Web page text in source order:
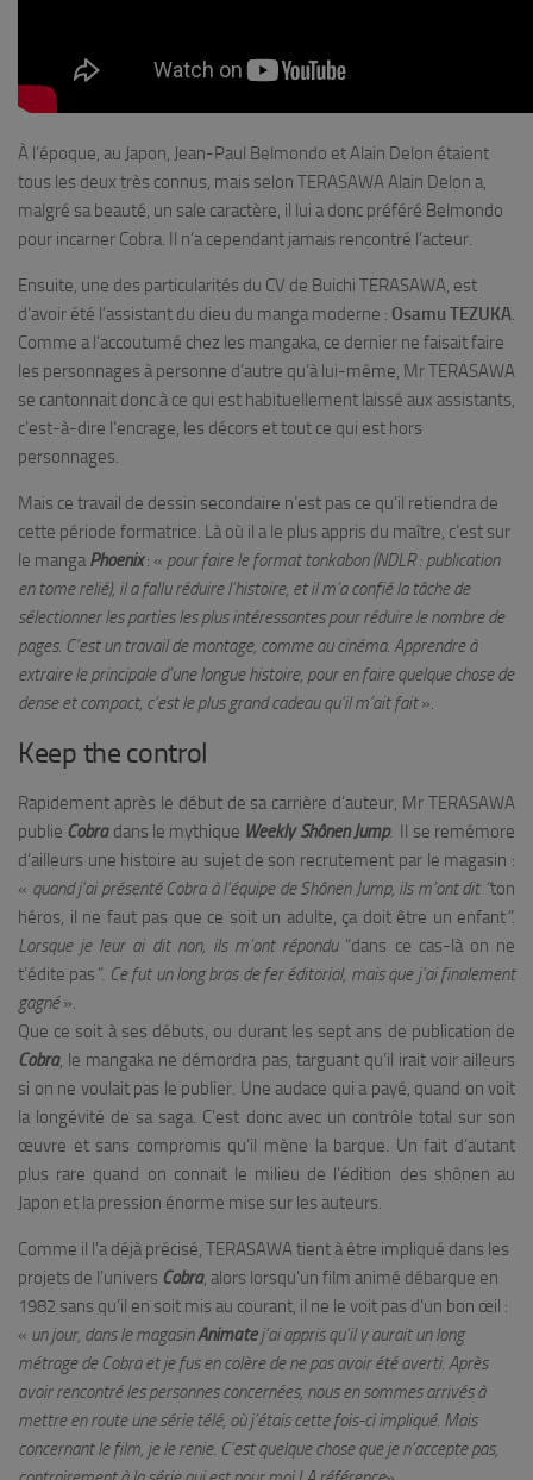
À l’époque, au Japon, Jean-Paul Belmondo et Alain Delon étaient
tous les deux très connus, mais selon TERASAWA Alain Delon a,
malgré sa beauté, un sale caractère, il lui a donc préféré Belmondo
pour incarner Cobra. Il n’a cependant jamais rencontré l’acteur.
Ensuite, une des particularités du CV de Buichi TERASAWA, est
d’avoir été l’assistant du dieu du manga moderne : Osamu TEZUKA.
Comme a l’accoutumé chez les mangaka, ce dernier ne faisait faire
les personnages à personne d’autre qu’à lui-même, Mr TERASAWA
se cantonnait donc à ce qui est habituellement laissé aux assistants,
c’est-à-dire l’encrage, les décors et tout ce qui est hors
personnages.
Mais ce travail de dessin secondaire n’est pas ce qu’il retiendra de
cette période formatrice. Là où il a le plus appris du maître, c’est sur
le manga Phoenix : « pour faire le format tonkabon (NDLR : publication
en tome relié), il a fallu réduire l’histoire, et il m’a confié la tâche de
sélectionner les parties les plus intéressantes pour réduire le nombre de
pages. C’est un travail de montage, comme au cinéma. Apprendre à
extraire le principale d’une longue histoire, pour en faire quelque chose de
dense et compact, c’est le plus grand cadeau qu’il m’ait fait».
Keep the control
Rapidement après le début de sa carrière d’auteur, Mr TERASAWA
publie Cobra dans le mythique Weekly Shônen Jump. Il se remémore
d’ailleurs une histoire au sujet de son recrutement par le magasin :
« quand j’ai présenté Cobra à l’équipe de Shônen Jump, ils m’ont dit “ton
héros, il ne faut pas que ce soit un adulte, ça doit être un enfant”.
Lorsque je leur ai dit non, ils m’ont répondu “dans ce cas-là on ne
t’édite pas”. Ce fut un long bras de fer éditorial, mais que j’ai finalement
gagné».
Que ce soit à ses débuts, ou durant les sept ans de publication de
Cobra, le mangaka ne démordra pas, targuant qu’il irait voir ailleurs
si on ne voulait pas le publier. Une audace qui a payé, quand on voit
la longévité de sa saga. C’est donc avec un contrôle total sur son
œuvre et sans compromis qu’il mène la barque. Un fait d’autant
plus rare quand on connait le milieu de l’édition des shônen au
Japon et la pression énorme mise sur les auteurs.
Comme il l’a déjà précisé, TERASAWA tient à être impliqué dans les
projets de l’univers Cobra, alors lorsqu’un film animé débarque en
1982 sans qu’il en soit mis au courant, il ne le voit pas d’un bon œil :
« un jour, dans le magasinAnimatej’ai appris qu’il y aurait un long
métrage de Cobra et je fus en colère de ne pas avoir été averti. Après
avoir rencontré les personnes concernées, nous en sommes arrivés à
mettre en route une série télé, où j’étais cette fois-ci impliqué. Mais
concernant le film, je le renie. C’est quelque chose que je n’accepte pas,